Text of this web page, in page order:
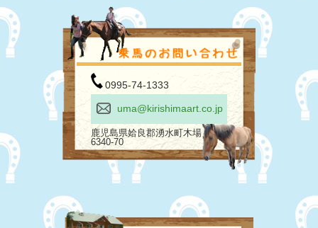
0995-74-1333
uma@kirishimaart.co.jp
鹿児島県姶良郡湧水町木場
6340-70